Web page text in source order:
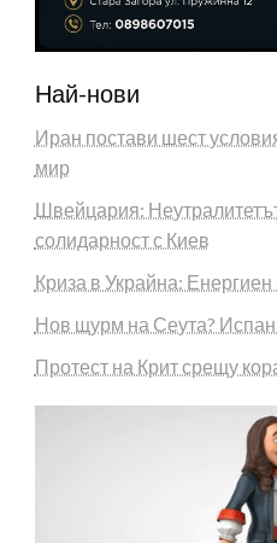
Най-нови
Иран постави шест
мир
Швейцария:
солидарност с Киев
Криза в Украйна:
Нов щурм на Сеута?
Протест на Крит срещу